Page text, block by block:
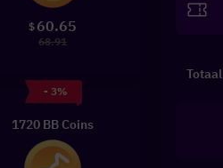
$ 60.65
68.91
- 3%
1720 BB Coins
Totaal